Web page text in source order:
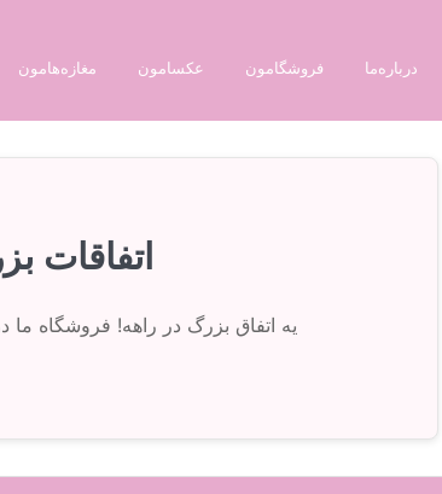
درباره‌ما فروشگامون عکسامون مغازه‌هامون
اتفاقات
یه اتفاق بزرگ در راهه! فروشگاه